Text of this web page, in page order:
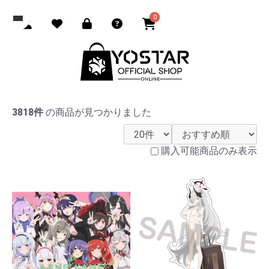
0
3818件 の商品が見つかりました
購入可能商品のみ表示